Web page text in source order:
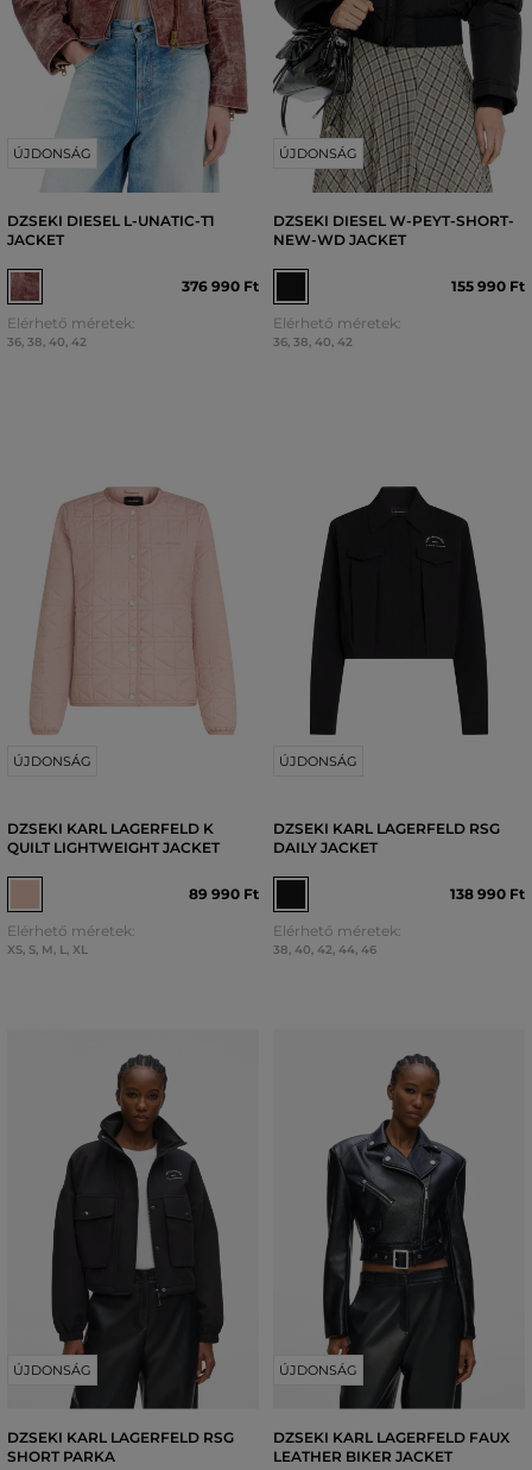
ÚJDONSÁG
DZSEKI DIESEL L-UNATIC-T1
JACKET
376 990 Ft
Elérhető méretek:
36, 38, 40, 42
ÚJDONSÁG
DZSEKI DIESEL W-PEYT-SHORT-
NEW-WD JACKET
155 990 Ft
Elérhető méretek:
36, 38, 40, 42
ÚJDONSÁG
DZSEKI KARL LAGERFELD K
QUILT LIGHTWEIGHT JACKET
89 990 Ft
Elérhető méretek:
XS, S, M, L, XL
ÚJDONSÁG
DZSEKI KARL LAGERFELD RSG
DAILY JACKET
138 990 Ft
Elérhető méretek:
38, 40, 42, 44, 46
ÚJDONSÁG
DZSEKI KARL LAGERFELD RSG
SHORT PARKA
ÚJDONSÁG
DZSEKI KARL LAGERFELD FAUX
LEATHER BIKER JACKET